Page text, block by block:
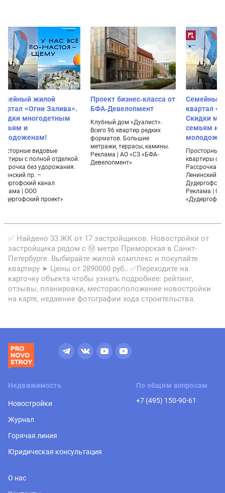
жилой
«Огни Залива».
многодетным
и
видовые
с полной отделкой.
без удорожания.
пр. –
канал
| ООО
проект»
Проект бизнес-класса от
БФА-Девелопмент
Клубный дом «Дуалист».
Всего 96 квартир редких
форматов. Большие
метражи, террасы, камины.
Реклама | АО «СЗ «БФА-
Девелопмент»
Семейный
квартал
Скидки
семьям и
Просторные
квартиры с
Рассрочка
Ленинский
Реклама |
✅ Найдено 33 ЖК от 17 застройщиков. Новостройки от
застройщика рядом с Ⓜ метро Приморская в Санкт-
Петербурге. Выбирайте жилой комплекс и покупайте
квартиру ➤ Цены от 2890000 руб.. ✅Переходите на
карточку объекта чтобы узнать подробнее: рейтинг,
отзывы, планировки, месторасположение новостройки
на карте, недавние фотографии хода строительства.
Недвижимость
Новостройки
Журнал
Горячая линия
Юридическая консультация
По общим вопросам
+7 (495) 150-90-61
О нас